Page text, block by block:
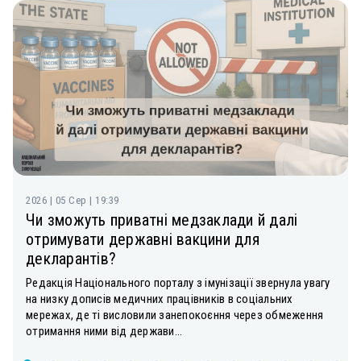
2026 | 05 Сер | 19:39
Чи зможуть приватні медзаклади й далі
отримувати державні вакцини для
декларантів?
Редакція Національного порталу з імунізації звернула увагу
на низку дописів медичних працівників в соціальних
мережах, де ті висловили занепокоєння через обмеження
отримання ними від держави...